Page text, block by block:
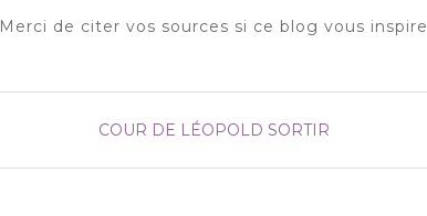
Merci de citer vos sources si ce blog vous inspire
COUR DE LÉOPOLD SORTIR